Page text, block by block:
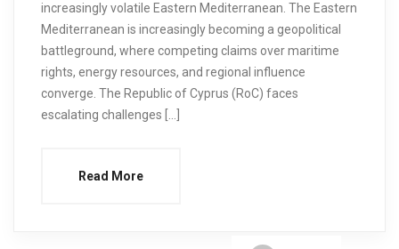
increasingly volatile Eastern Mediterranean. The Eastern
Mediterranean is increasingly becoming a geopolitical
battleground, where competing claims over maritime
rights, energy resources, and regional influence
converge. The Republic of Cyprus (RoC) faces
escalating challenges […]
Read More